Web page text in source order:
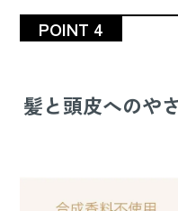
POINT 4
髪と頭皮へのや